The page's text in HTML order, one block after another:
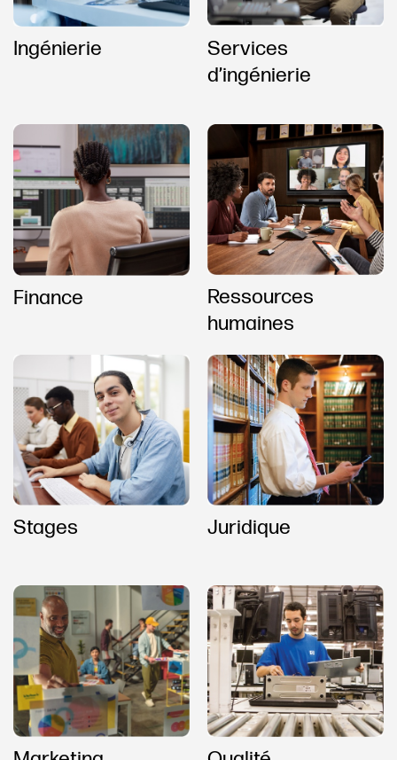
Ingénierie
Services
d’ingénierie
Finance
Ressources
humaines
Stages Juridique